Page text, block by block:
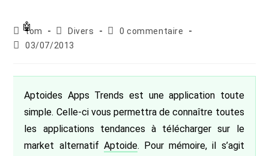
Auteur/autrice
de
tom
Post
category:
Divers
Commentaires
0 commentaire
Publication
03/07/2013
Aptoides Apps Trends est une application toute
simple. Celle-ci vous permettra de connaître toutes
les applications tendances à télécharger sur le
market alternatif Aptoide. Pour mémoire, il s’agit